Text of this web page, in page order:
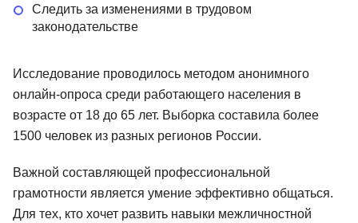
Следить за изменениями в трудовом
законодательстве
Исследование проводилось методом анонимного
онлайн-опроса среди работающего населения в
возрасте от 18 до 65 лет. Выборка составила более
1500 человек из разных регионов России.
Важной составляющей профессиональной
грамотности является умение эффективно общаться.
Для тех, кто хочет развить навыки межличностной